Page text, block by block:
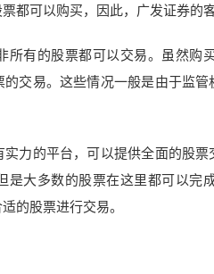
都可以购买，因此，广发证券的
所有的股票都可以交易。虽然购
交易。这些情况一般是由于监
力的平台，可以提供全面的股
是大多数的股票在这里都可以完
的股票进行交易。